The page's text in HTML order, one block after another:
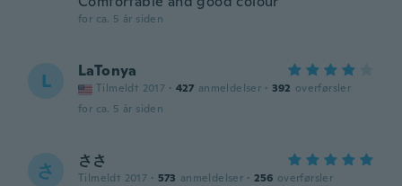
for ca. 5 år siden
L LaTonya
Tilmeldt 2017 · 427 anmeldelser · 392 overførsler
for ca. 5 år siden
さ ささ
Tilmeldt 2017 · 573 anmeldelser · 256 overførsler